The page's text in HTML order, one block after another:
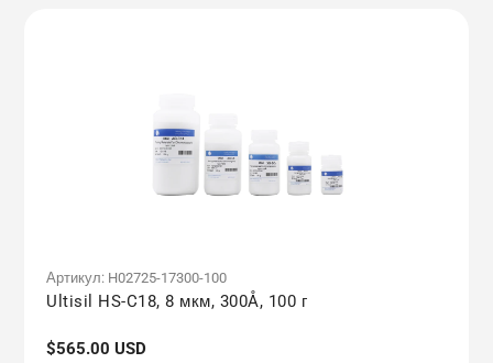
Артикул: H02725-17300-100
Ultisil HS-C18, 8 мкм, 300Å, 100 г
Обычная
$565.00 USD